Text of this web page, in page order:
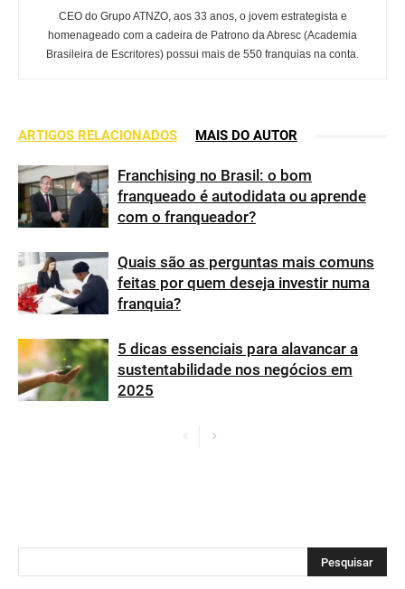
CEO do Grupo ATNZO, aos 33 anos, o jovem estrategista e
homenageado com a cadeira de Patrono da Abresc (Academia
Brasileira de Escritores) possui mais de 550 franquias na conta.
ARTIGOS RELACIONADOS MAIS DO AUTOR
Franchising no Brasil: o bom
franqueado é autodidata ou aprende
com o franqueador?
Quais são as perguntas mais comuns
feitas por quem deseja investir numa
franquia?
5 dicas essenciais para alavancar a
sustentabilidade nos negócios em
2025